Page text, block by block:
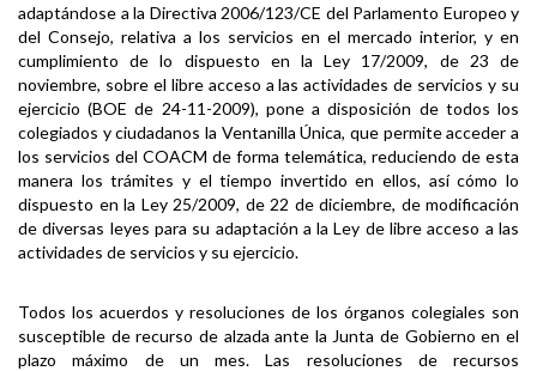
adaptándose a la Directiva 2006/123/CE del Parlamento Europeo y
del Consejo, relativa a los servicios en el mercado interior, y en
cumplimiento de lo dispuesto en la Ley 17/2009, de 23 de
noviembre, sobre el libre acceso a las actividades de servicios y su
ejercicio (BOE de 24-11-2009), pone a disposición de todos los
colegiados y ciudadanos la Ventanilla Única, que permite acceder a
los servicios del COACM de forma telemática, reduciendo de esta
manera los trámites y el tiempo invertido en ellos, así cómo lo
dispuesto en la Ley 25/2009, de 22 de diciembre, de modificación
de diversas leyes para su adaptación a la Ley de libre acceso a las
actividades de servicios y su ejercicio.
Todos los acuerdos y resoluciones de los órganos colegiales son
susceptible de recurso de alzada ante la Junta de Gobierno en el
plazo máximo de un mes. Las resoluciones de recursos